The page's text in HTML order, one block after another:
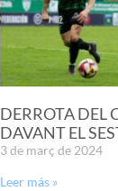
DERROTA DEL
DAVANT EL
3 de març de 2024
Leer más »